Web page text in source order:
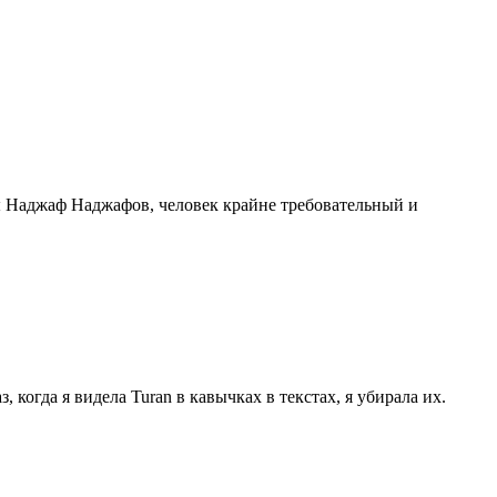
Наджафов, человек крайне требовательный и
я видела Turan в кавычках в текстах, я убирала их.